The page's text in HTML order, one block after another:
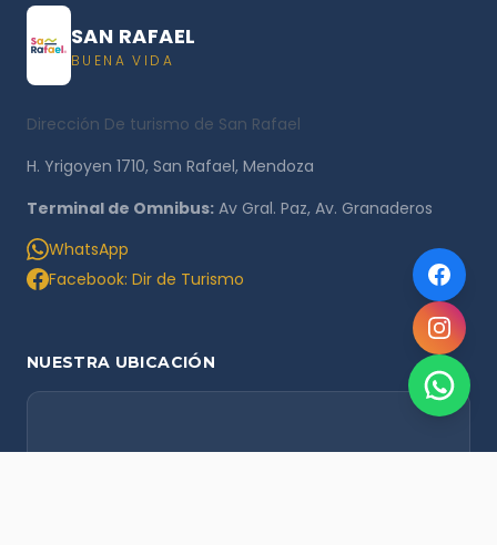
SAN RAFAEL
BUENA VIDA
Dirección De turismo de San Rafael
H. Yrigoyen 1710, San Rafael, Mendoza
Terminal de Omnibus: Av Gral. Paz, Av. Granaderos
WhatsApp
Facebook: Dir de Turismo
NUESTRA UBICACIÓN